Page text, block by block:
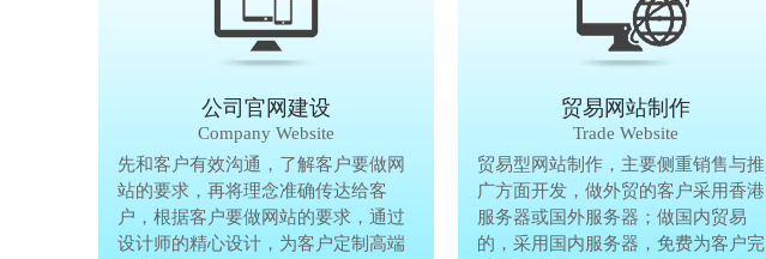
公司官网建设
Company Website
先和客户有效沟通，了解客户要做网
站的要求，再将理念准确传达给客
户，根据客户要做网站的要求，通过
设计师的精心设计，为客户定制高端
公司官网建设
Company Website
先和客户有效沟通，了解客户要做网
站的要求，再将理念准确传达给客
户，根据客户要做网站的要求，通过
设计师的精心设计，为客户定制高端
贸易网站制作
Trade Website
贸易型网站制作，主要侧重销售与推
广方面开发，做外贸的客户采用香港
服务器或国外服务器；做国内贸易
的，采用国内服务器，免费为客户完